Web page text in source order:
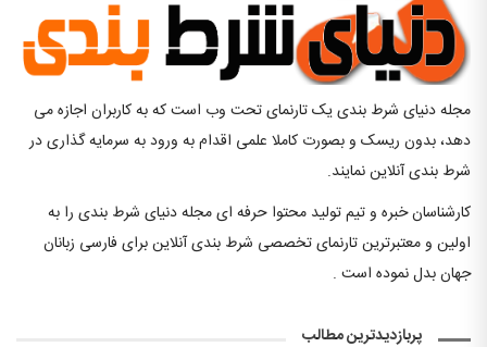
مجله دنیای شرط بندی یک تارنمای تحت وب است که به کاربران اجازه می
دهد، بدون ریسک و بصورت کاملا علمی اقدام به ورود به سرمایه گذاری در
شرط بندی آنلاین نمایند.
کارشناسان خبره و تیم تولید محتوا حرفه ای مجله دنیای شرط بندی را به
اولین و معتبرترین تارنمای تخصصی شرط بندی آنلاین برای فارسی زبانان
جهان بدل نموده است .
پربازدیدترین مطالب